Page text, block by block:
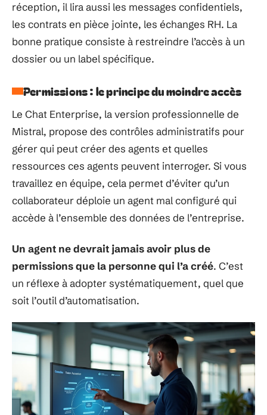
réception, il lira aussi les messages confidentiels,
les contrats en pièce jointe, les échanges RH. La
bonne pratique consiste à restreindre l’accès à un
dossier ou un label spécifique.
Permissions : le principe du moindre accès
Le Chat Enterprise, la version professionnelle de
Mistral, propose des contrôles administratifs pour
gérer qui peut créer des agents et quelles
ressources ces agents peuvent interroger. Si vous
travaillez en équipe, cela permet d’éviter qu’un
collaborateur déploie un agent mal configuré qui
accède à l’ensemble des données de l’entreprise.
Un agent ne devrait jamais avoir plus de
permissions que la personne qui l’a créé. C’est
un réflexe à adopter systématiquement, quel que
soit l’outil d’automatisation.